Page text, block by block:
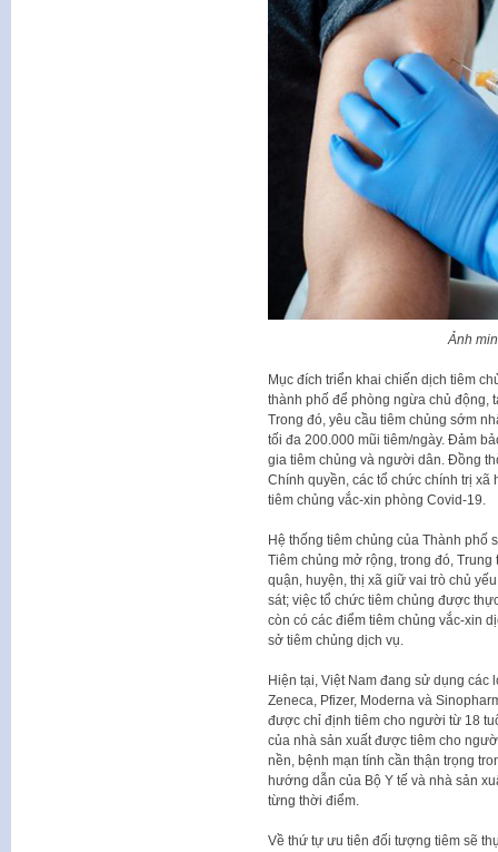
Ảnh
Mục đích triển khai chiến dịch tiêm
thành phố để phòng ngừa chủ động,
Trong đó, yêu cầu tiêm chủng sớm
tối đa 200.000 mũi tiêm/ngày. Đảm
gia tiêm chủng và người dân. Đồng
Chính quyền, các tổ chức chính trị
tiêm chủng vắc-xin phòng Covid-19.
Hệ thống tiêm chủng của Thành
Tiêm chủng mở rộng, trong đó, Trung
quận, huyện, thị xã giữ vai trò chủ
sát; việc tổ chức tiêm chủng được
còn có các điểm tiêm chủng vắc-xin
sở tiêm chủng dịch vụ.
Hiện tại, Việt Nam đang sử dụng các
Zeneca, Pfizer, Moderna và
được chỉ định tiêm cho người từ 18
của nhà sản xuất được tiêm cho
nền, bệnh mạn tính cần thận trọng
hướng dẫn của Bộ Y tế và nhà sản
từng thời điểm.
Về thứ tự ưu tiên đối tượng tiêm sẽ